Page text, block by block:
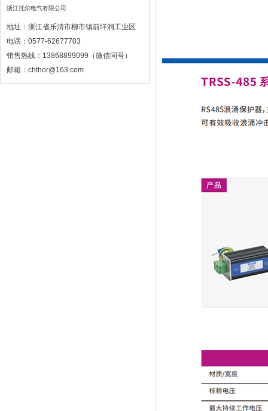
浙江托尔电气有限公司
地址：浙江省乐清市柳市镇前垟洞工业区
电话：0577-62677703
销售热线：13868899099（微信同号）
邮箱：chthor@163.com